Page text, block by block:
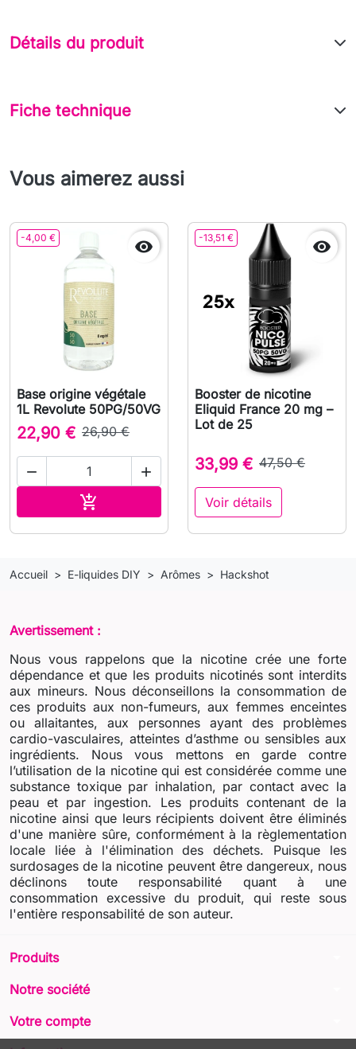
Détails du produit
Fiche technique
Vous aimerez aussi
-4,00 € 
Base origine végétale
1L Revolute 50PG/50VG
22,90 € 26,90 €
 

-13,51 € 
Booster de nicotine
Eliquid France 20 mg –
Lot de 25
33,99 € 47,50 €
Voir détails
Accueil E-liquides DIY Arômes Hackshot
Avertissement :
Nous vous rappelons que la nicotine crée une forte
dépendance et que les produits nicotinés sont interdits
aux mineurs. Nous déconseillons la consommation de
ces produits aux non-fumeurs, aux femmes enceintes
ou allaitantes, aux personnes ayant des problèmes
cardio-vasculaires, atteintes d’asthme ou sensibles aux
ingrédients. Nous vous mettons en garde contre
l’utilisation de la nicotine qui est considérée comme une
substance toxique par inhalation, par contact avec la
peau et par ingestion. Les produits contenant de la
nicotine ainsi que leurs récipients doivent être éliminés
d'une manière sûre, conformément à la règlementation
locale liée à l'élimination des déchets. Puisque les
surdosages de la nicotine peuvent être dangereux, nous
déclinons toute responsabilité quant à une
consommation excessive du produit, qui reste sous
l'entière responsabilité de son auteur.
Produits
Notre société
Votre compte